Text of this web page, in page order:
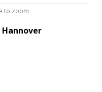
to zoom
Hannover